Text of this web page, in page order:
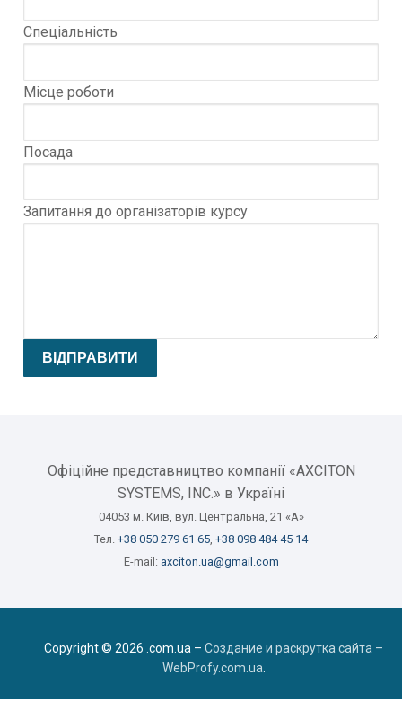
Спеціальність
Місце роботи
Посада
Запитання до організаторів курсу
Офіційне представництво компанії «AXCITON
SYSTEMS, INC.» в Україні
04053 м. Київ, вул. Центральна, 21 «А»
Тел. +38 050 279 61 65 +38 098 484 45 14
E-mail: axciton.ua@gmail.com
Copyright © 2026 .com.ua – Создание и раскрутка сайта –
WebProfy.com.ua